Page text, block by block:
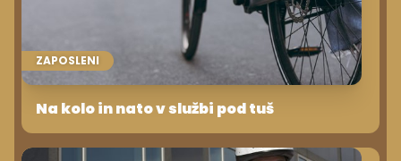
ZAPOSLENI
Na kolo in nato v službi pod tuš